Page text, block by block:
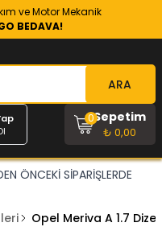
ve Motor Mekanik
BEDAVA!
ARA
Sepetim
₺ 0,00
0
ÖNCEKİ SİPARİŞLERDE
Opel Meriva A 1.7